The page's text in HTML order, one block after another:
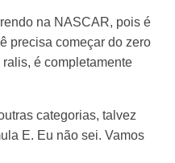
na NASCAR, pois é
precisa começar do zero
é completamente
categorias, talvez
E. Eu não sei. Vamos